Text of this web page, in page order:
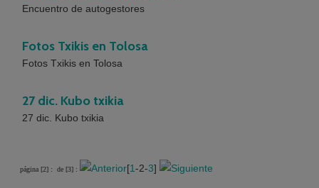
Encuentro de autogestores
Fotos Txikis en Tolosa
Fotos Txikis en Tolosa
27 dic. Kubo txikia
27 dic. Kubo txikia
página [2] : de [3] : [1-2-3]